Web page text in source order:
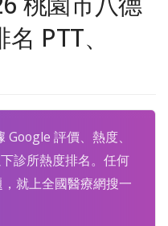
PTT、
評價、熱度、
診所熱度排名。任何
就上全國醫療網搜一